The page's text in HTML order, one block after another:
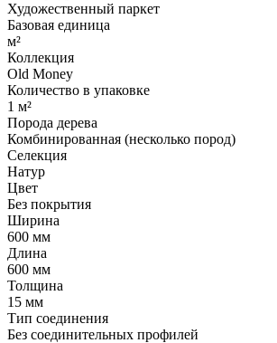
Художественный паркет
Базовая единица
м²
Коллекция
Old Money
Количество в упаковке
1 м²
Порода дерева
Комбинированная (несколько пород)
Селекция
Натур
Цвет
Без покрытия
Ширина
600 мм
Длина
600 мм
Толщина
15 мм
Тип соединения
Без соединительных профилей